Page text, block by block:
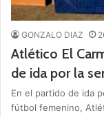
GONZALO DIAZ
Atlético El
de ida por la
En el partido de ida
fútbol femenino,